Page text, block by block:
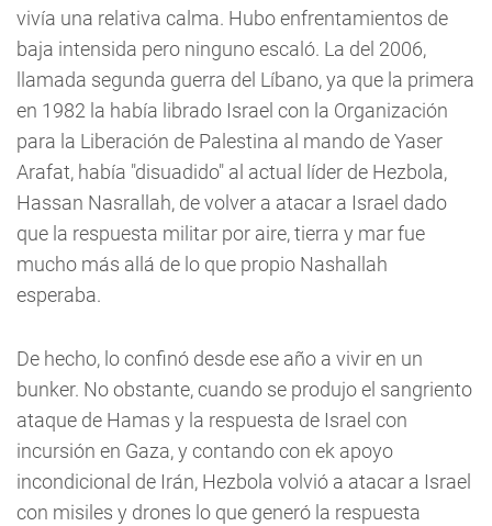
vivía una relativa calma. Hubo enfrentamientos de
baja intensida pero ninguno escaló. La del 2006,
llamada segunda guerra del Líbano, ya que la primera
en 1982 la había librado Israel con la Organización
para la Liberación de Palestina al mando de Yaser
Arafat, había "disuadido" al actual líder de Hezbola,
Hassan Nasrallah, de volver a atacar a Israel dado
que la respuesta militar por aire, tierra y mar fue
mucho más allá de lo que propio Nashallah
esperaba.
De hecho, lo confinó desde ese año a vivir en un
bunker. No obstante, cuando se produjo el sangriento
ataque de Hamas y la respuesta de Israel con
incursión en Gaza, y contando con ek apoyo
incondicional de Irán, Hezbola volvió a atacar a Israel
con misiles y drones lo que generó la respuesta